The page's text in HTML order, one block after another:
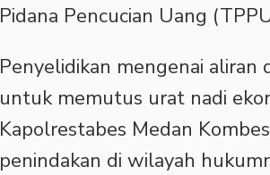
Pidana Pencucian Uang
Penyelidikan mengenai aliran
untuk memutus urat nadi
Kapolrestabes Medan
penindakan di wilayah